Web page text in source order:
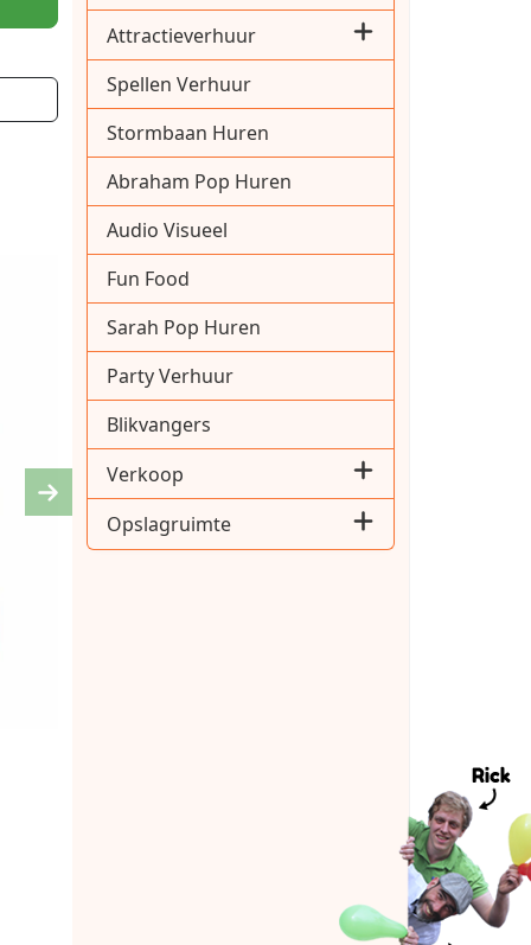
Attractieverhuur
Spellen Verhuur
Stormbaan Huren
Abraham Pop Huren
Audio Visueel
Fun Food
Sarah Pop Huren
Party Verhuur
Blikvangers
Verkoop
Opslagruimte
Next